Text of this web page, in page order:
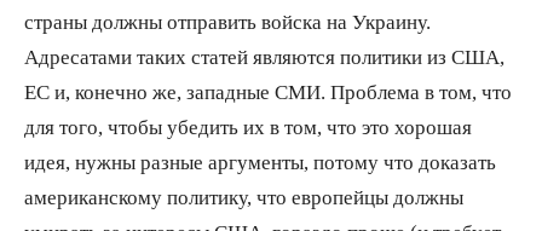
страны должны отправить войска на Украину.
Адресатами таких статей являются политики из США,
ЕС и, конечно же, западные СМИ. Проблема в том, что
для того, чтобы убедить их в том, что это хорошая
идея, нужны разные аргументы, потому что доказать
американскому политику, что европейцы должны